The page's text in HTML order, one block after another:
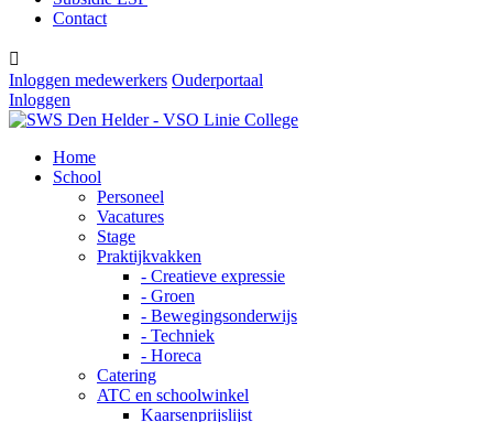
Contact

Inloggen medewerkers Ouderportaal
Inloggen
Home
School
Personeel
Vacatures
Stage
Praktijkvakken
- Creatieve expressie
- Groen
- Bewegingsonderwijs
- Techniek
- Horeca
Catering
ATC en schoolwinkel
Kaarsenprijslijst